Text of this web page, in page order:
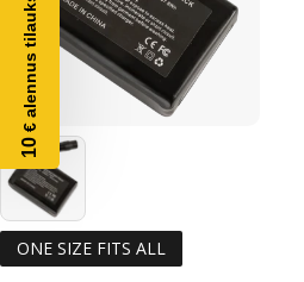
ONE SIZE FITS ALL
10
€ alennus tilaukseesi